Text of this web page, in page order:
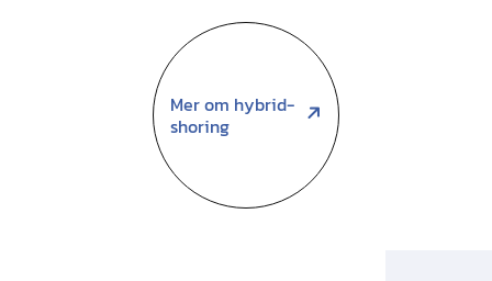
Mer om hybrid-
shoring